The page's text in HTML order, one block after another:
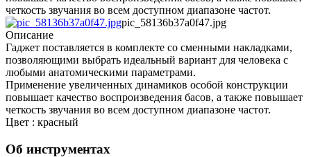
четкость звучания во всем доступном диапазоне частот.
pic_58136b37a0f47.jpg
Описание
Гаджет поставляется в комплекте со сменными накладками,
позволяющими выбрать идеальный вариант для человека с
любыми анатомическими параметрами.
Применение увеличенных динамиков особой конструкции
повышает качество воспроизведения басов, а также повышает
четкость звучания во всем доступном диапазоне частот.
Цвет : красный
Об инструментах